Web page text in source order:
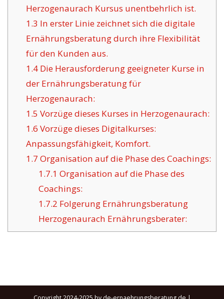
Herzogenaurach Kursus unentbehrlich ist.
1.3 In erster Linie zeichnet sich die digitale
Ernährungsberatung durch ihre Flexibilität
für den Kunden aus.
1.4Die Herausforderung geeigneter Kurse in
der Ernährungsberatung für
Herzogenaurach:
1.5 Vorzüge dieses Kurses in Herzogenaurach:
1.6 Vorzüge dieses Digitalkurses:
Anpassungsfähigkeit, Komfort.
1.7 Organisation auf die Phase des Coachings:
1.7.1 Organisation auf die Phase des
Coachings:
1.7.2 Folgerung Ernährungsberatung
Herzogenaurach Ernährungsberater: